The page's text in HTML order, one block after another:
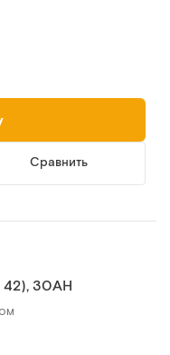
Сравнить
30AH